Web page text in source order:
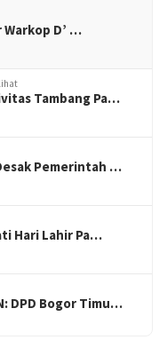
D’ …
Tambang Pa…
Pemerintah …
Hari Lahir Pa…
DPD Bogor Timu…